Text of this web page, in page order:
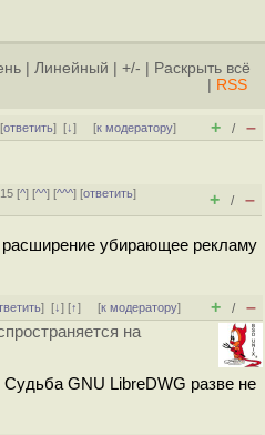
Линейный +/-
Раскрыть всё
RSS
ответить][↓] [к модератору] + / –
[^] [^^] [^^^] [ответить]
+ / –
убирающее рекламу
][↓] [↑] [к модератору] + / –
на
GNU LibreDWG разве не